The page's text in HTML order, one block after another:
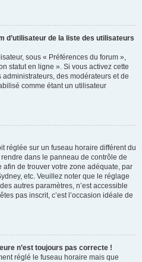
d’utilisateur de la liste des utilisateurs
sous « Préférences du forum »,
statut en ligne ». Si vous activez cette
des modérateurs et de
comme étant un utilisateur
réglée sur un fuseau horaire différent du
dans le panneau de contrôle de
afin de trouver votre zone adéquate, par
etc. Veuillez noter que le réglage
autres paramètres, n’est accessible
pas inscrit, c’est l’occasion idéale de
n’est toujours pas correcte !
réglé le fuseau horaire mais que